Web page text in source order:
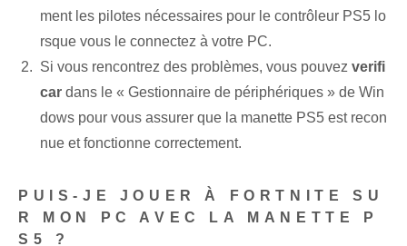
ment les pilotes nécessaires pour le contrôleur PS5 lo
rsque vous le connectez à votre PC.
Si vous rencontrez des problèmes, vous pouvez verifi
car dans le « Gestionnaire de périphériques » de Win
dows ⁢pour vous assurer que la manette PS5 est recon
nue ⁤et fonctionne correctement.
PUIS-JE JOUER À FORTNITE SU
R MON PC AVEC LA MANETTE P
S5 ?